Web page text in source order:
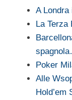
A
La Terza
Poker
Alle
Hold’em